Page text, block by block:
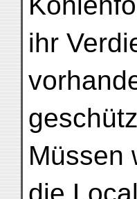
ihr
Müssen